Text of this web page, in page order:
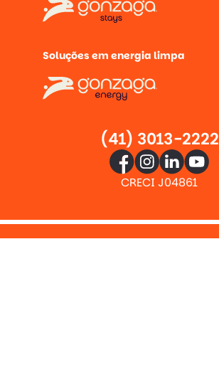
Soluções em energia limpa
(41) 3013-2222
CRECI J04861